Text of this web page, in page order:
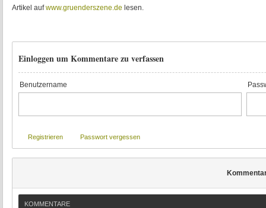
Artikel aufwww.gruenderszene.de lesen.
Einloggen um Kommentare zu verfassen
Benutzername
Registrieren Passwort vergessen
KOMMENTARE